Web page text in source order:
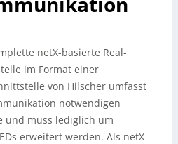
netX-basierte Real-
im Format einer
von Hilscher umfasst
notwendigen
und muss lediglich um
erweitert werden. Als netX